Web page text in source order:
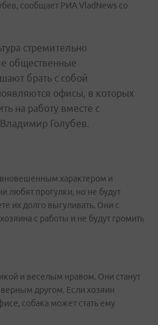
сообщает РИА VladNews со
стремительно
общественные
брать с собой
офисы, в которых
на работу вместе с
Голубев.
характером и
прогулки, но не будут
их долго выгуливать. Они с
с работы и не будут громить
и веселым нравом. Они станут
другом. Если хозяин
собака может стать ему